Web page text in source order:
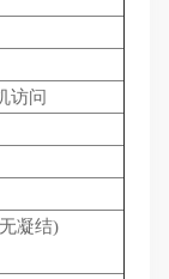
访问
凝结)